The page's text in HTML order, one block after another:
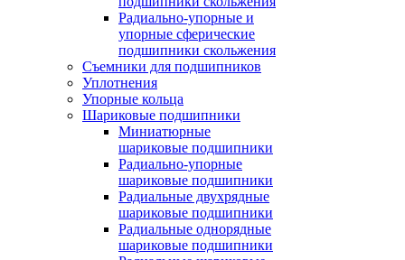
Радиально-упорные и
упорные сферические
подшипники скольжения
Съемники для подшипников
Уплотнения
Упорные кольца
Шариковые подшипники
Миниатюрные
шариковые подшипники
Радиально-упорные
шариковые подшипники
Радиальные двухрядные
шариковые подшипники
Радиальные однорядные
шариковые подшипники